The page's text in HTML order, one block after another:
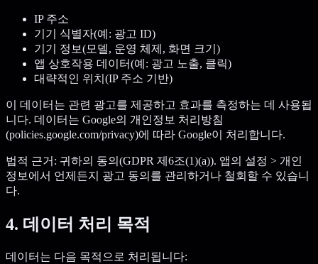
IP 주소
기기 식별자(예: 광고 ID)
기기 정보(모델, 운영 체제, 화면 크기)
앱 상호작용 데이터(예: 광고 노출, 클릭)
대략적인 위치(IP 주소 기반)
이 데이터는 관련 광고를 제공하고 효과를 측정하는 데 사용됩
니다. 데이터는 Google의 개인정보 처리방침
(policies.google.com/privacy)에 따라 Google이 처리합니다.
법적 근거: 귀하의 동의(GDPR 제6조(1)(a)). 앱의 설정 > 개인
정보에서 언제든지 광고 동의를 관리하거나 철회할 수 있습니
다.
4. 데이터 처리 목적
데이터는 다음 목적으로 처리됩니다: